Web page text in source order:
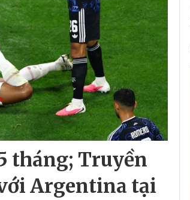
tháng; Truyền
Argentina tại